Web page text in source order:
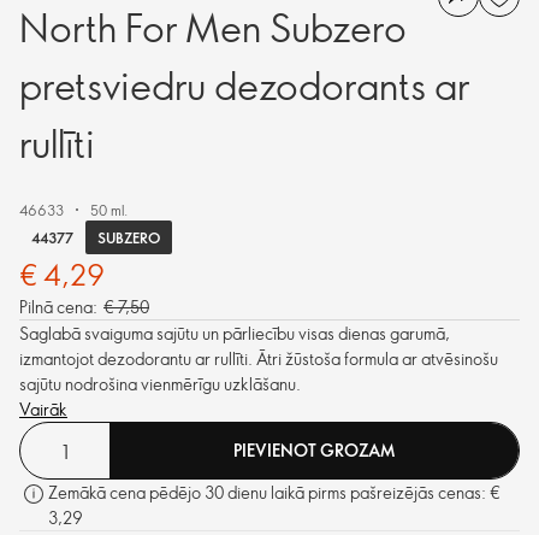
North For Men Subzero
pretsviedru dezodorants ar
rullīti
46633
50 ml.
44377
SUBZERO
€ 4,29
Pilnā cena: € 7,50
Saglabā svaiguma sajūtu un pārliecību visas dienas garumā,
izmantojot dezodorantu ar rullīti. Ātri žūstoša formula ar atvēsinošu
sajūtu nodrošina vienmērīgu uzklāšanu.
Vairāk
PIEVIENOT GROZAM
Zemākā cena pēdējo 30 dienu laikā pirms pašreizējās cenas: €
3,29